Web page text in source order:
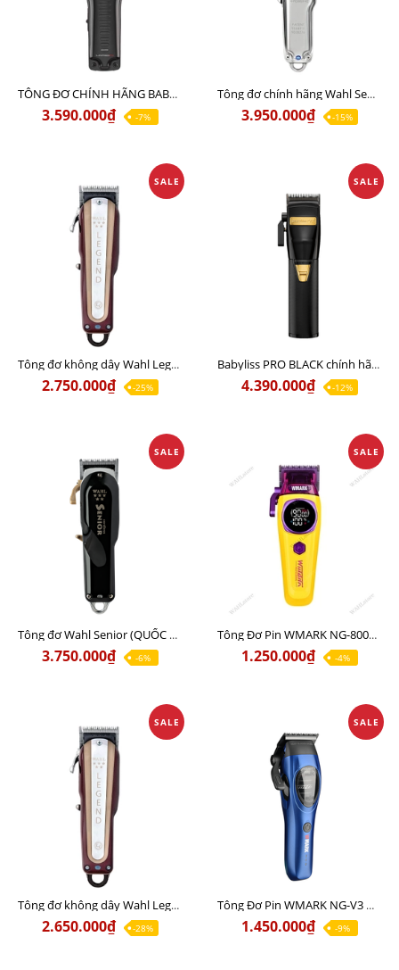
TÔNG ĐƠ CHÍNH HÃNG BABYLISS LO PRO - FX CHÍNH HÃNG USA - LƯỠI ĐƠN HỚT LƯỢC
3.590.000₫ -7%
Tông đơ chính hãng Wahl Senior Metal Edition (Nội Địa Mỹ)
3.950.000₫ -15%
SALE
Tông đơ không dây Wahl Legend Pro Li Bản Quốc Tế Chính Hãng Usa - Lưỡi đơn đi khung, hớt lược, hỗ trợ Fade 20%
2.750.000₫ -25%
SALE
Babyliss PRO BLACK chính hãng ( lưỡi đơn hỗ trợ Fade 20% ) Sạc 110v lẫn 220v
4.390.000₫ -12%
SALE
Tông đơ Wahl Senior (QUỐC TẾ ) Chính Hãng USA Sạc 110v lẫn 220v
3.750.000₫ -6%
SALE
Tông Đơ Pin WMARK NG-8004 Sạc Kết Nối Không Dây Chính Hãng
1.250.000₫ -4%
SALE
Tông đơ không dây Wahl Legend Pro Li Bản Nội Địa Chính Hãng Usa - Lưỡi đơn đi khung, hớt lược, hỗ trợ Fade 20%
2.650.000₫ -28%
SALE
Tông Đơ Pin WMARK NG-V3 Động Cơ Không Chổi Than Siêu Mạnh Chất Lượng
1.450.000₫ -9%